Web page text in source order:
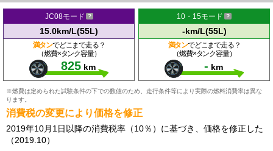
JC08モード
15.0km/L(55L)
満タンでどこまで走る？
（燃費×タンク容量）
825 km
10・15モード
-km/L(55L)
満タンでどこまで走る？
（燃費×タンク容量）
- km
※燃費は定められた試験条件の下での数値のため、走行条件等により実際の燃料消費率は異な
ります。
消費税の変更により価格を修正
2019年10月1日以降の消費税率（10％）に基づき、価格を修正した
（2019.10）